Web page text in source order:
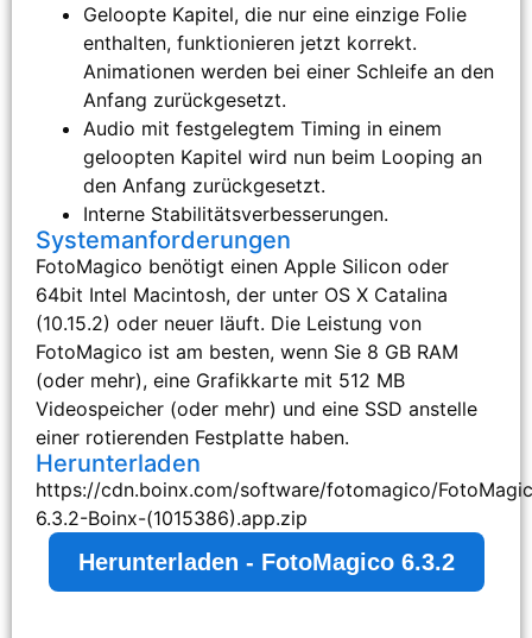
Geloopte Kapitel, die nur eine einzige Folie
enthalten, funktionieren jetzt korrekt.
Animationen werden bei einer Schleife an den
Anfang zurückgesetzt.
Audio mit festgelegtem Timing in einem
geloopten Kapitel wird nun beim Looping an
den Anfang zurückgesetzt.
Interne Stabilitätsverbesserungen.
Systemanforderungen
FotoMagico benötigt einen Apple Silicon oder
64bit Intel Macintosh, der unter OS X Catalina
(10.15.2) oder neuer läuft. Die Leistung von
FotoMagico ist am besten, wenn Sie 8 GB RAM
(oder mehr), eine Grafikkarte mit 512 MB
Videospeicher (oder mehr) und eine SSD anstelle
einer rotierenden Festplatte haben.
Herunterladen
https://cdn.boinx.com/software/fotomagico/
6.3.2-Boinx-(1015386).app.zip
Herunterladen - FotoMagico 6.3.2